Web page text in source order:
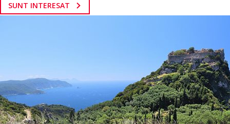
SUNT INTERESAT